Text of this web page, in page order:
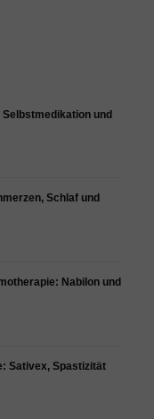
und
Schlaf und
Nabilon und
Sativex, Spastizität